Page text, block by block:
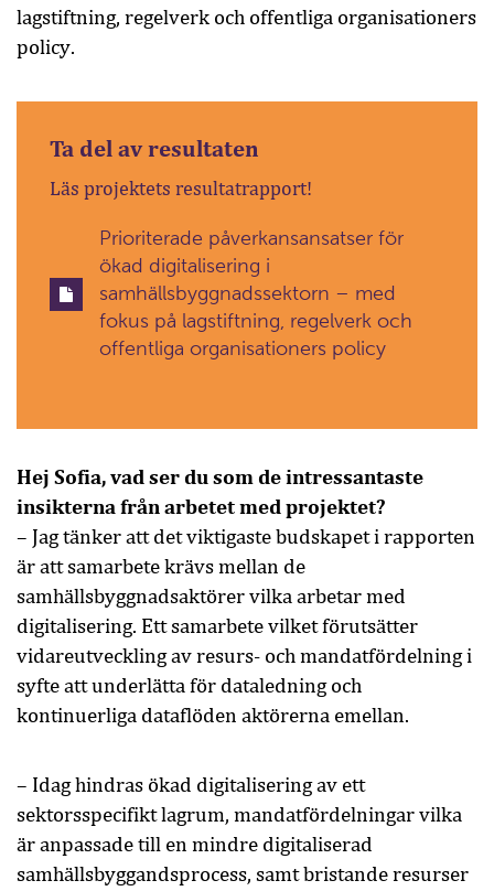
lagstiftning, regelverk och offentliga organisationers
policy.
Ta del av resultaten
Läs projektets resultatrapport!
Prioriterade påverkansansatser för
ökad digitalisering i
samhällsbyggnadssektorn – med
fokus på lagstiftning, regelverk och
offentliga organisationers policy
Hej Sofia, vad ser du som de intressantaste
insikterna från arbetet med projektet?
– Jag tänker att det viktigaste budskapet i rapporten
är att samarbete krävs mellan de
samhällsbyggnadsaktörer vilka arbetar med
digitalisering. Ett samarbete vilket förutsätter
vidareutveckling av resurs- och mandatfördelning i
syfte att underlätta för dataledning och
kontinuerliga dataflöden aktörerna emellan.
– Idag hindras ökad digitalisering av ett
sektorsspecifikt lagrum, mandatfördelningar vilka
är anpassade till en mindre digitaliserad
samhällsbyggandsprocess, samt bristande resurser